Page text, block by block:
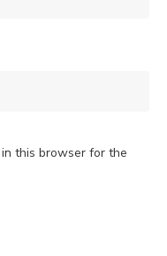
this browser for the